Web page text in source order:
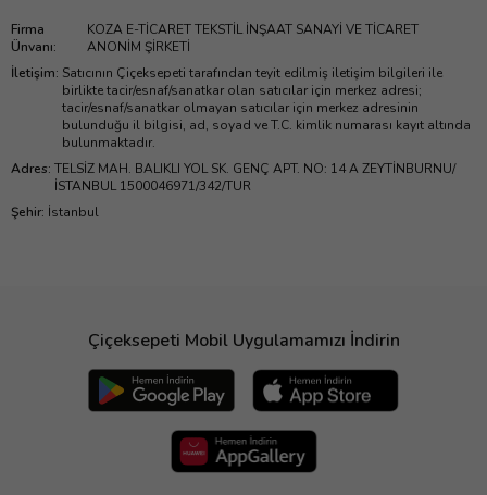
Firma
Ünvanı:
KOZA E-TİCARET TEKSTİL İNŞAAT SANAYİ VE TİCARET
ANONİM ŞİRKETİ
İletişim: Satıcının Çiçeksepeti tarafından teyit edilmiş iletişim bilgileri ile
birlikte tacir/esnaf/sanatkar olan satıcılar için merkez adresi;
tacir/esnaf/sanatkar olmayan satıcılar için merkez adresinin
bulunduğu il bilgisi, ad, soyad ve T.C. kimlik numarası kayıt altında
bulunmaktadır.
Adres: TELSİZ MAH. BALIKLI YOL SK. GENÇ APT. NO: 14 A ZEYTİNBURNU/
İSTANBUL 1500046971/342/TUR
Şehir: İstanbul
Çiçeksepeti Mobil Uygulamamızı İndirin